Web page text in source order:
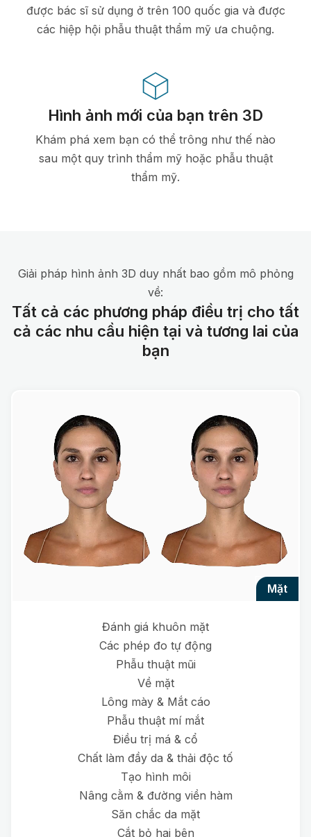
được bác sĩ sử dụng ở trên 100 quốc gia và được
các hiệp hội phẫu thuật thẩm mỹ ưa chuộng.
Hình ảnh mới của bạn trên 3D
Khám phá xem bạn có thể trông như thế nào
sau một quy trình thẩm mỹ hoặc phẫu thuật
thẩm mỹ.
Giải pháp hình ảnh 3D duy nhất bao gồm mô phỏng
về:
Tất cả các phương pháp điều trị cho tất
cả các nhu cầu hiện tại và tương lai của
bạn
mặt
Đánh giá khuôn mặt
Các phép đo tự động
Phẫu thuật mũi
Về mặt
Lông mày & Mắt cáo
Phẫu thuật mí mắt
Điều trị má & cổ
Chất làm đầy da & thải độc tố
Tạo hình môi
Nâng cằm & đường viền hàm
Săn chắc da mặt
Cắt bỏ hai bên